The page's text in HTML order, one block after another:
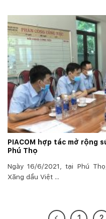
PIACOM hợp tác mở rộng
Phú Thọ
Ngày 16/6/2021, tại Phú
Xăng dầu Việt ...